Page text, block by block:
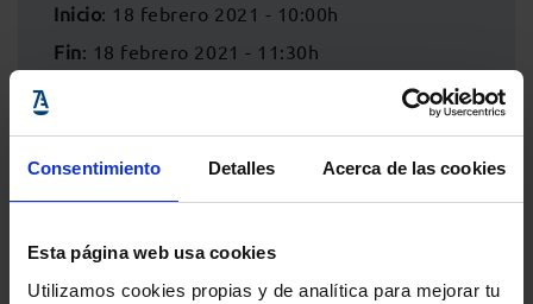
Consentimiento Detalles Acerca de las cookies
Esta página web usa cookies
Utilizamos cookies propias y de analítica para mejorar tu
Inicio: 18 febrero 2021 - 10:00h
Fin: 18 febrero 2021 - 11:30h